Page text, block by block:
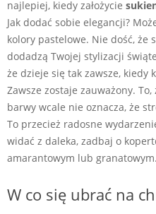
najlepiej, kiedy założycie
Jak dodać sobie elegancji?
kolory pastelowe. Nie dość, że
dodadzą Twojej stylizacji
że dzieje się tak zawsze, kiedy
Zawsze zostaje zauważony.
barwy wcale nie oznacza, że
To przecież radosne
widać z daleka, zadbaj o
amarantowym lub granatowym.
W co się ubrać na